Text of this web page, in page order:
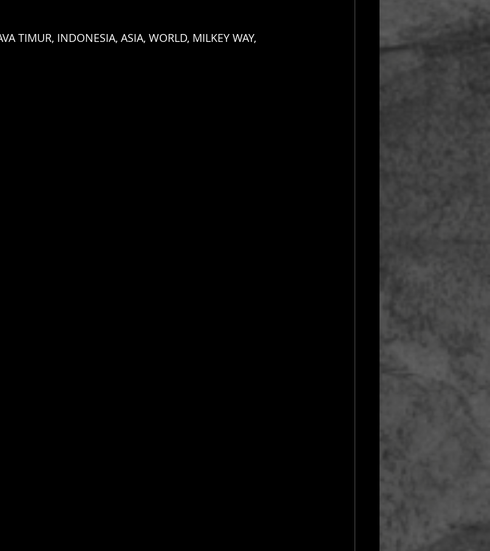
TIMUR, INDONESIA, ASIA, WORLD, MILKEY WAY,